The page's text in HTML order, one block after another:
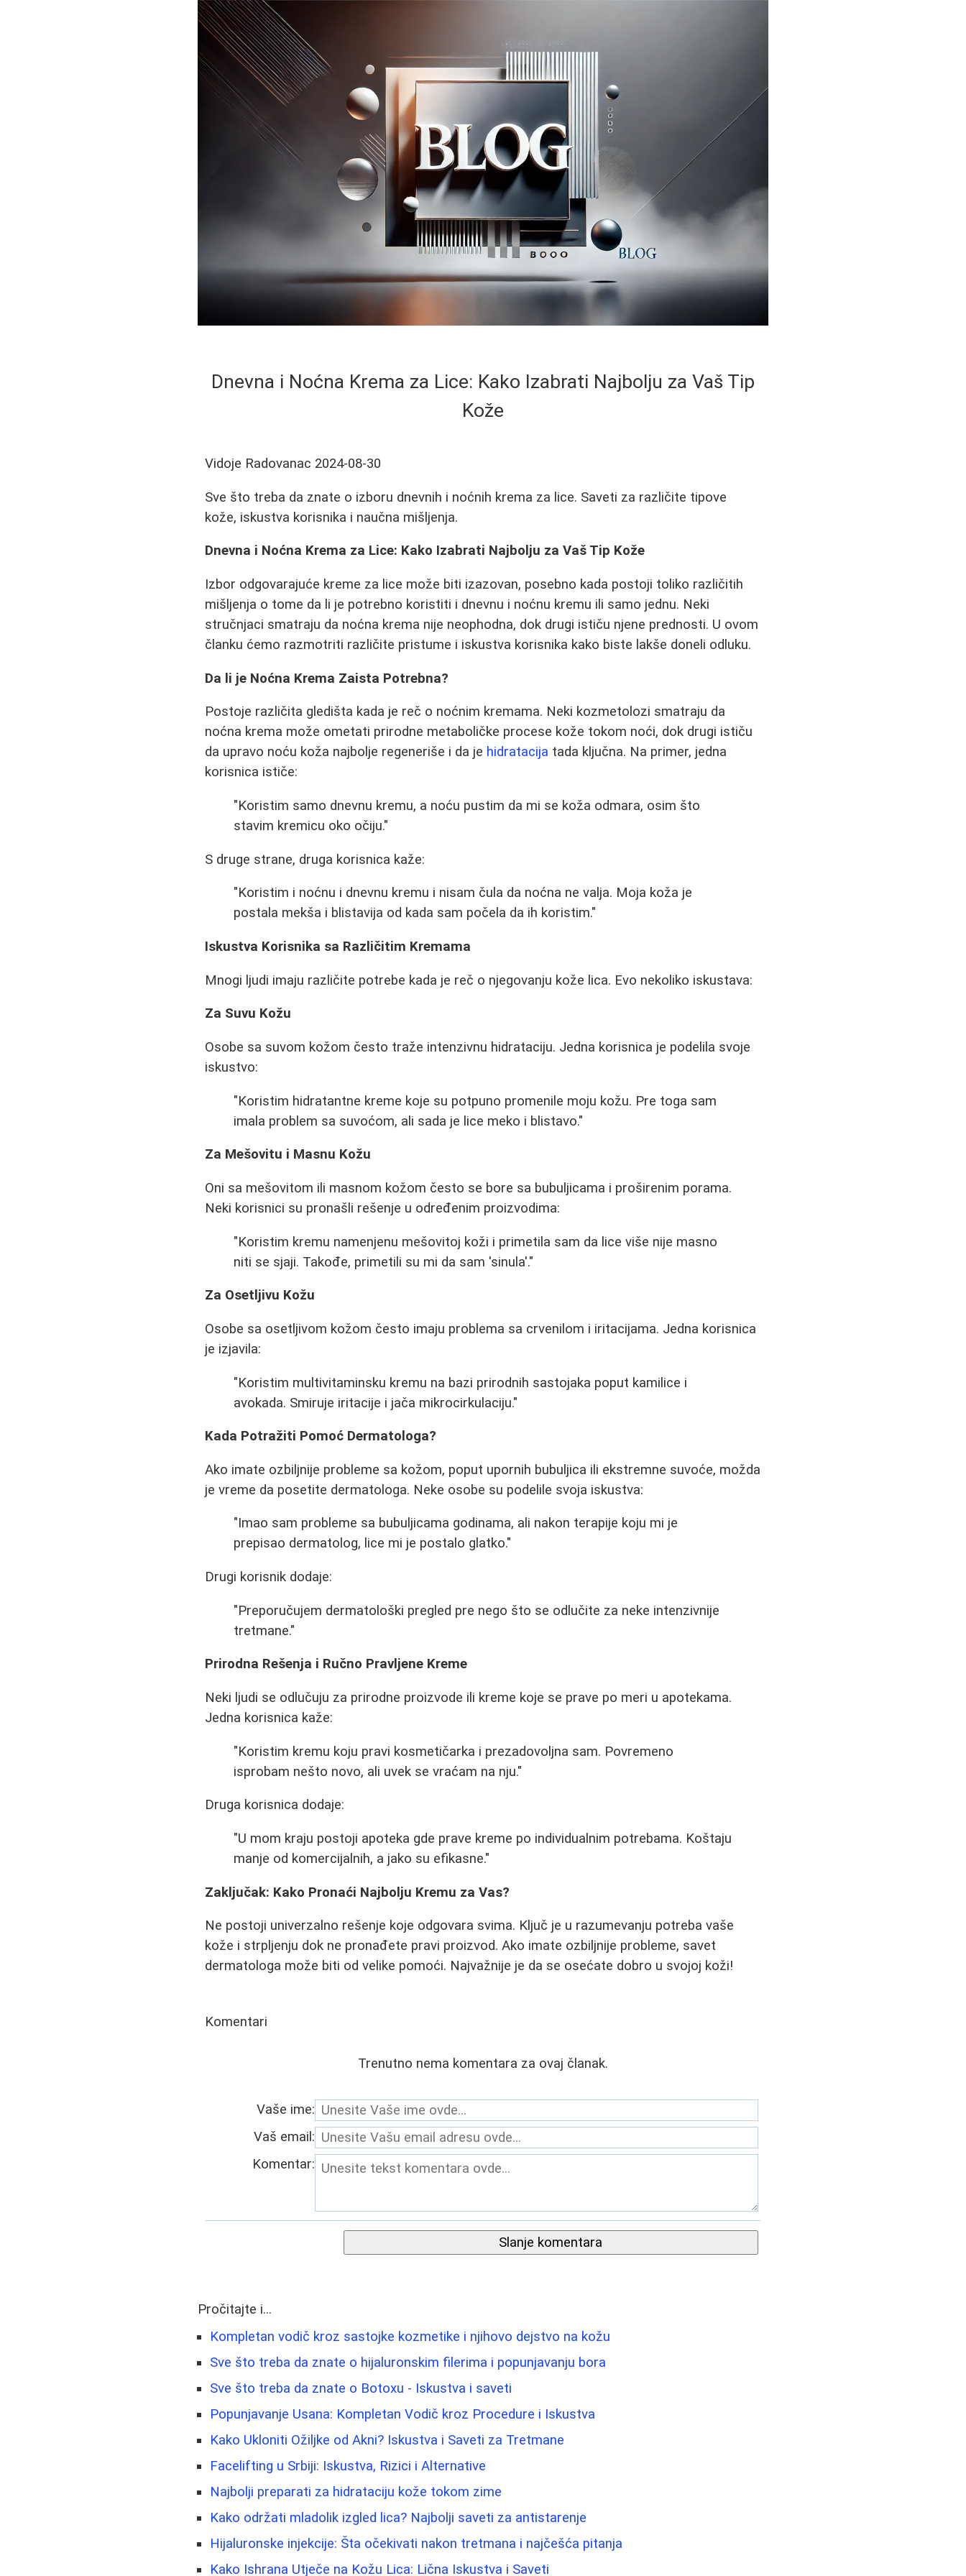
Dnevna i Noćna Krema za Lice: Kako Izabrati Najbolju za Vaš Tip
Kože
Vidoje Radovanac 2024-08-30
Sve što treba da znate o izboru dnevnih i noćnih krema za lice. Saveti za različite tipove
kože, iskustva korisnika i naučna mišljenja.
Dnevna i Noćna Krema za Lice: Kako Izabrati Najbolju za Vaš Tip Kože
Izbor odgovarajuće kreme za lice može biti izazovan, posebno kada postoji toliko različitih
mišljenja o tome da li je potrebno koristiti i dnevnu i noćnu kremu ili samo jednu. Neki
stručnjaci smatraju da noćna krema nije neophodna, dok drugi ističu njene prednosti. U ovom
članku ćemo razmotriti različite pristume i iskustva korisnika kako biste lakše doneli odluku.
Da li je Noćna Krema Zaista Potrebna?
Postoje različita gledišta kada je reč o noćnim kremama. Neki kozmetolozi smatraju da
noćna krema može ometati prirodne metaboličke procese kože tokom noći, dok drugi ističu
da upravo noću koža najbolje regeneriše i da je hidratacija tada ključna. Na primer, jedna
korisnica ističe:
"Koristim samo dnevnu kremu, a noću pustim da mi se koža odmara, osim što
stavim kremicu oko očiju."
S druge strane, druga korisnica kaže:
"Koristim i noćnu i dnevnu kremu i nisam čula da noćna ne valja. Moja koža je
postala mekša i blistavija od kada sam počela da ih koristim."
Iskustva Korisnika sa Različitim Kremama
Mnogi ljudi imaju različite potrebe kada je reč o njegovanju kože lica. Evo nekoliko iskustava:
Za Suvu Kožu
Osobe sa suvom kožom često traže intenzivnu hidrataciju. Jedna korisnica je podelila svoje
iskustvo:
"Koristim hidratantne kreme koje su potpuno promenile moju kožu. Pre toga sam
imala problem sa suvoćom, ali sada je lice meko i blistavo."
Za Mešovitu i Masnu Kožu
Oni sa mešovitom ili masnom kožom često se bore sa bubuljicama i proširenim porama.
Neki korisnici su pronašli rešenje u određenim proizvodima:
"Koristim kremu namenjenu mešovitoj koži i primetila sam da lice više nije masno
niti se sjaji. Takođe, primetili su mi da sam 'sinula'."
Za Osetljivu Kožu
Osobe sa osetljivom kožom često imaju problema sa crvenilom i iritacijama. Jedna korisnica
je izjavila:
"Koristim multivitaminsku kremu na bazi prirodnih sastojaka poput kamilice i
avokada. Smiruje iritacije i jača mikrocirkulaciju."
Kada Potražiti Pomoć Dermatologa?
Ako imate ozbiljnije probleme sa kožom, poput upornih bubuljica ili ekstremne suvoće, možda
je vreme da posetite dermatologa. Neke osobe su podelile svoja iskustva:
"Imao sam probleme sa bubuljicama godinama, ali nakon terapije koju mi je
prepisao dermatolog, lice mi je postalo glatko."
Drugi korisnik dodaje:
"Preporučujem dermatološki pregled pre nego što se odlučite za neke intenzivnije
tretmane."
Prirodna Rešenja i Ručno Pravljene Kreme
Neki ljudi se odlučuju za prirodne proizvode ili kreme koje se prave po meri u apotekama.
Jedna korisnica kaže:
"Koristim kremu koju pravi kosmetičarka i prezadovoljna sam. Povremeno
isprobam nešto novo, ali uvek se vraćam na nju."
Druga korisnica dodaje:
"U mom kraju postoji apoteka gde prave kreme po individualnim potrebama. Koštaju
manje od komercijalnih, a jako su efikasne."
Zaključak: Kako Pronaći Najbolju Kremu za Vas?
Ne postoji univerzalno rešenje koje odgovara svima. Ključ je u razumevanju potreba vaše
kože i strpljenju dok ne pronađete pravi proizvod. Ako imate ozbiljnije probleme, savet
dermatologa može biti od velike pomoći. Najvažnije je da se osećate dobro u svojoj koži!
Komentari
Trenutno nema komentara za ovaj članak.
Vaše ime:
Vaš email:
Komentar:
Slanje komentara
Pročitajte i...
Kompletan vodič kroz sastojke kozmetike i njihovo dejstvo na kožu
Sve što treba da znate o hijaluronskim filerima i popunjavanju bora
Sve što treba da znate o Botoxu - Iskustva i saveti
Popunjavanje Usana: Kompletan Vodič kroz Procedure i Iskustva
Kako Ukloniti Ožiljke od Akni? Iskustva i Saveti za Tretmane
Facelifting u Srbiji: Iskustva, Rizici i Alternative
Najbolji preparati za hidrataciju kože tokom zime
Kako održati mladolik izgled lica? Najbolji saveti za antistarenje
Hijaluronske injekcije: Šta očekivati nakon tretmana i najčešća pitanja
Kako Ishrana Utječe na Kožu Lica: Lična Iskustva i Saveti